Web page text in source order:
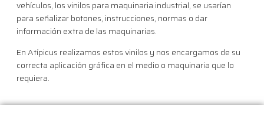
vehículos, los vinilos para maquinaria industrial, se usarían
para señalizar botones, instrucciones, normas o dar
información extra de las maquinarias.
En Atípicus realizamos estos vinilos y nos encargamos de su
correcta aplicación gráfica en el medio o maquinaria que lo
requiera.